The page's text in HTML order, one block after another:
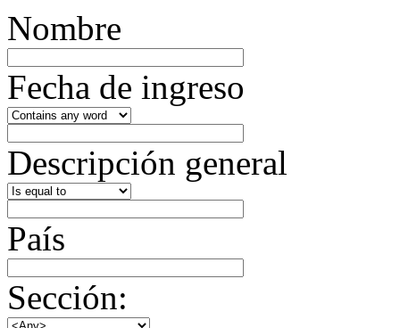
Nombre
Fecha de ingreso
Descripción general
País
Sección: